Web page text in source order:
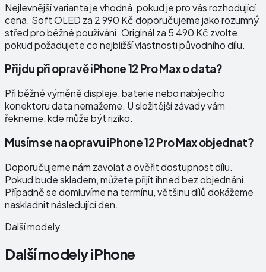
Nejlevnější varianta je vhodná, pokud je pro vás rozhodující
cena. Soft OLED za 2 990 Kč doporučujeme jako rozumný
střed pro běžné používání. Originál za 5 490 Kč zvolte,
pokud požadujete co nejbližší vlastnosti původního dílu.
Přijdu při opravě iPhone 12 Pro Max o data?
Při běžné výměně displeje, baterie nebo nabíjecího
konektoru data nemažeme. U složitější závady vám
řekneme, kde může být riziko.
Musím se na opravu iPhone 12 Pro Max objednat?
Doporučujeme nám zavolat a ověřit dostupnost dílu.
Pokud bude skladem, můžete přijít ihned bez objednání.
Případně se domluvíme na termínu, většinu dílů dokážeme
naskladnit následující den.
Další modely
Další modelyiPhone